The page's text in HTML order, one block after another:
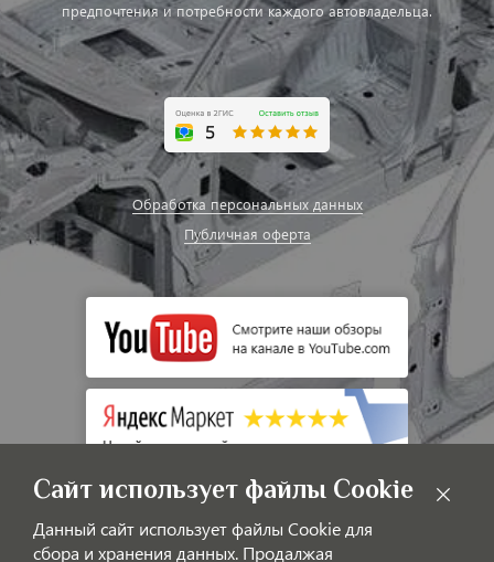
предпочтения и потребности каждого автовладельца.
Обработка персональных данных
Публичная оферта
Сайт использует файлы Cookie
Данный сайт использует файлы Cookie для
сбора и хранения данных. Продалжая